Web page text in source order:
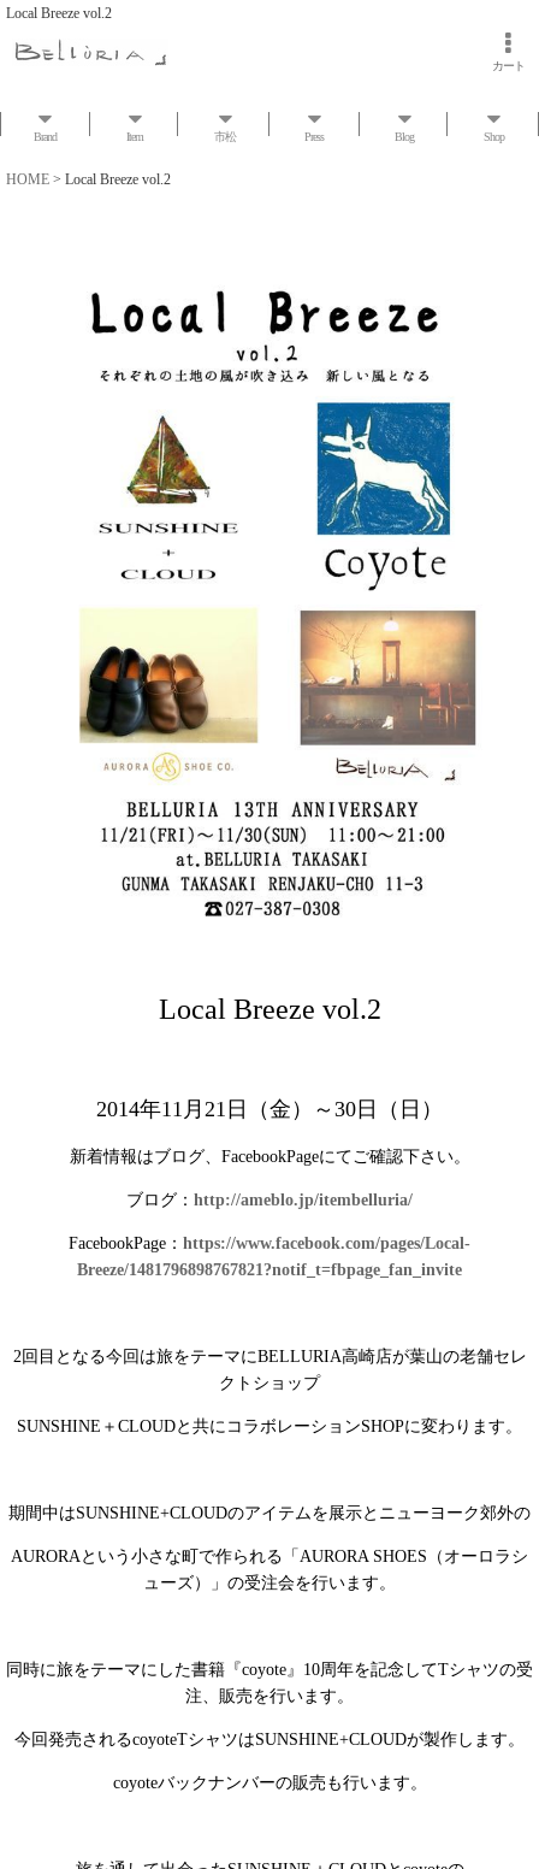
Local Breeze vol.2
カート
Brand Item 市松 Press Blog Shop
HOME > Local Breeze vol.2
Local Breeze vol.2
2014年11月21日（金）～30日（日）
新着情報はブログ、FacebookPageにてご確認下さい。
ブログ： http://ameblo.jp/itembelluria/
FacebookPage： https://www.facebook.com/pages/Local-
Breeze/1481796898767821?notif_t=fbpage_fan_invite
2回目となる今回は旅をテーマにBELLURIA高崎店が葉山の老舗セレ
クトショップ
SUNSHINE ＋CLOUDと共にコラボレーションSHOPに変わります。
期間中はSUNSHINE+CLOUDのアイテムを展示とニューヨーク郊外の
AURORAという小さな町で作られる「AURORA SHOES （オーロラシ
ューズ）」の受注会を行います。
同時に旅をテーマにした書籍『coyote』 10周年を記念してTシャツの受
注、販売を行います。
今回発売されるcoyoteTシャツはSUNSHINE+CLOUDが製作します。
coyoteバックナンバーの販売も行います。